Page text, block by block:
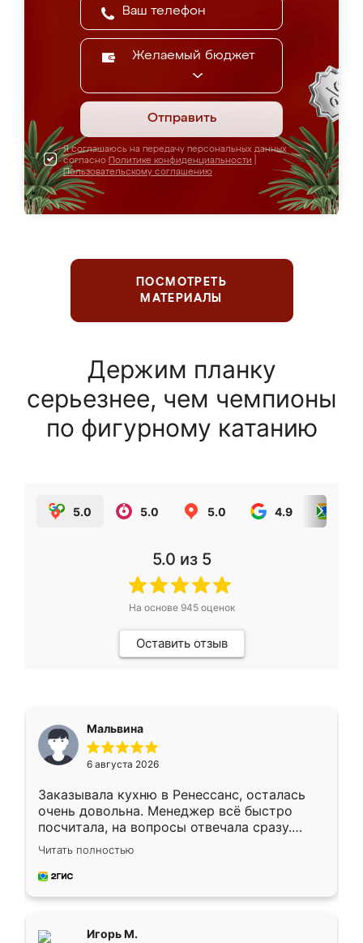
Желаемый бюджет
Отправить
Я соглашаюсь на передачу персональных данных
согласно Политике конфиденциальности
Пользовательскому соглашению
ПОСМОТРЕТЬ
МАТЕРИАЛЫ
Держим планку
серьезнее, чем чемпионы
по фигурному катанию
5.0 5.0 5.0 4.9
5.0 из 5
На основе 945оценок
Оставить отзыв
Мальвина
6 августа 2026
Заказывала кухню в Ренессанс, осталась
очень довольна. Менеджер всё быстро
посчитала, на вопросы отвечала сразу.
Замерщик приехал в субботу, подошёл к
делу со всей ответственностью. Собрали
за день, ребята работали аккуратно, даже
Читать полностью
Игорь М.